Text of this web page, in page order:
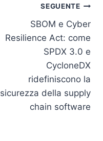
SEGUENTE
SBOM e Cyber
Resilience Act: come
SPDX 3.0 e
CycloneDX
ridefiniscono la
sicurezza della supply
chain software